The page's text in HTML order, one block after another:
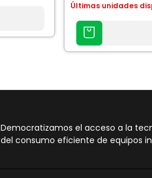
Últimas unidades
AGREGAR
AL
CARRITO
Democratizamos el acceso a la
del consumo eficiente de equipos